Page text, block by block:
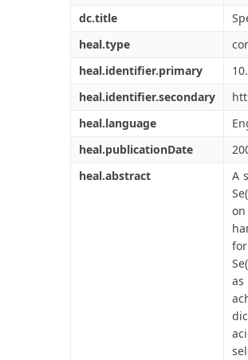
dc.title
heal.type
heal.identifier.primary
heal.identifier.secondary
heal.language
heal.publicationDate
heal.abstract
A